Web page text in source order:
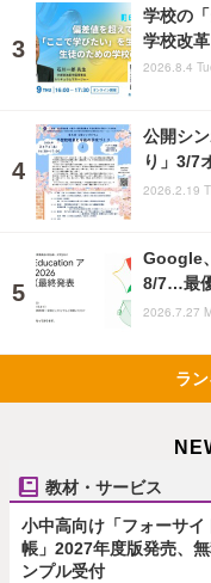
学校の
学校改
2026.8.4
公開シ
り」3/7
2026.2.19
Google
8/7…最
2026.7.27
ラ
教材・サービス
小中高向け「フォーサイ
帳」2027年度版発売、
ンプル受付